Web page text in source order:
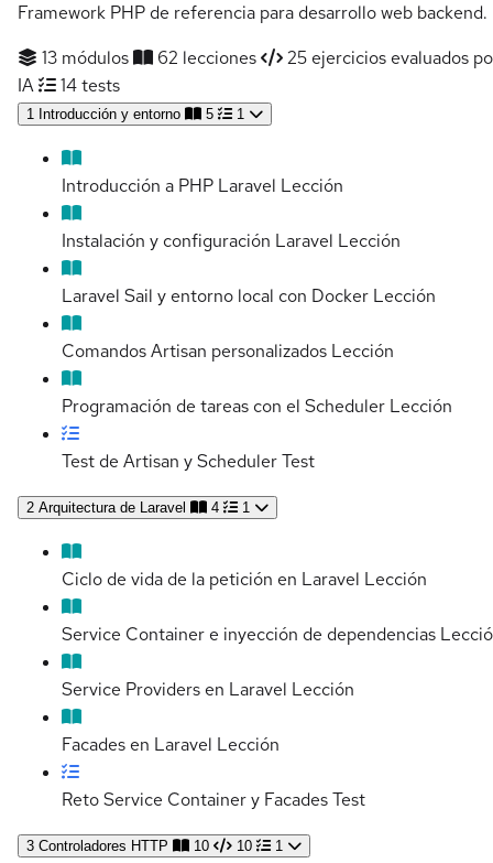
Framework PHP de referencia para desarrollo web backend.
13 módulos
62 lecciones
25 ejercicios evaluados
IA
14 tests
1 Introducción y entorno 5 1
Introducción a PHP Laravel Lección
Instalación y configuración Laravel Lección
Laravel Sail y entorno local con Docker Lección
Comandos Artisan personalizados Lección
Programación de tareas con el Scheduler Lección
Test de Artisan y SchedulerTest
2 Arquitectura de Laravel 4 1
Ciclo de vida de la petición en Laravel Lección
Service Container e inyección de dependencias
Service Providers en Laravel Lección
Facades en Laravel Lección
Reto Service Container y FacadesTest
3 Controladores HTTP 10 10 1